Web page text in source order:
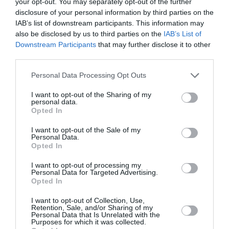
disclosure of your personal information by third parties on the
IAB’s list of downstream participants. This information may
also be disclosed by us to third parties on the IAB’s List of
Downstream Participants that may further disclose it to other
Personal Data Processing Opt Outs
I want to opt-out of the Sharing of my
personal data.
Opted In
I want to opt-out of the Sale of my
Personal Data.
Opted In
I want to opt-out of processing my
Personal Data for Targeted Advertising.
Opted In
I want to opt-out of Collection, Use,
Retention, Sale, and/or Sharing of my
Personal Data that Is Unrelated with the
Purposes for which it was collected.
Ταυτότητα Εκδήλωσης
Ημερομηνία:
Από: 26/07/2024 Εως:
28/07/2024
Παρ - Κυρ, 17.30
Θέατρο Ανατολικής Τάφρου, Νικηφόρου Φωκά και
Κύπρου, Χανιά
Eισιτήρια:
Προπώληση: A μέρα (26/7) 43€, Β μέρα (27/7) 17€, Γ
μέρα (28/7) 17€ | Πόρτα: 48€ για την Α μέρα, 20€ για
την Β μέρα, 20€ για τη Γ μέρα | Παιδιά έως 10 ετών και
ΑΜΕΑ με ελεύθερη είσοδο
Πληροφορίες / Κρατήσεις:
chaniarockfestival.gr